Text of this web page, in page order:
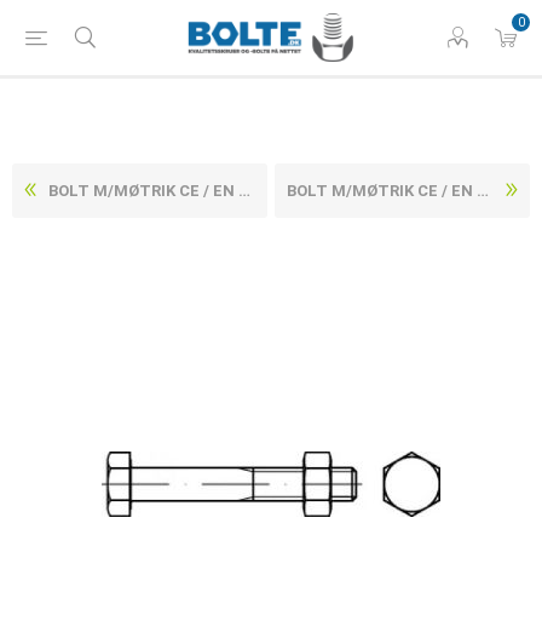
0
BOLT M/MØTRIK CE / EN 154292 ELFORZINKET STÅL KL. 4.8 M16X400 (25 STK) BOLT M/MØTRIK CE / EN 154292 ELFORZINKET STÅL KL. 4.8 M16X440 (15 STK)